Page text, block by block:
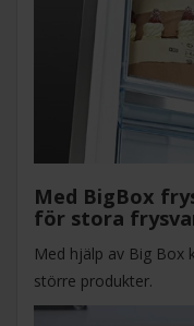
Med BigBox
för stora
Med hjälp av Big Box
större produkter.